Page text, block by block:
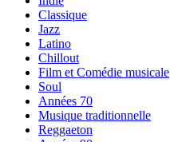
Classique
Jazz
Latino
Chillout
Film et Comédie musicale
Soul
Années 70
Musique traditionnelle
Reggaeton